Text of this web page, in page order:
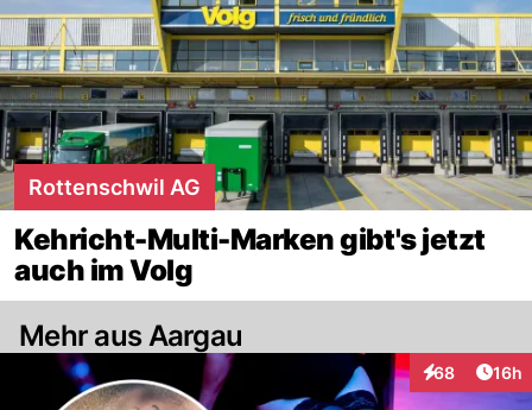
Rottenschwil AG
Kehricht-Multi-Marken gibt's jetzt
auch im Volg
Mehr aus Aargau
68
Interaktionen
16h